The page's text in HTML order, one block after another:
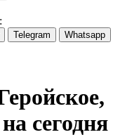
Telegram
Whatsapp
сегодня